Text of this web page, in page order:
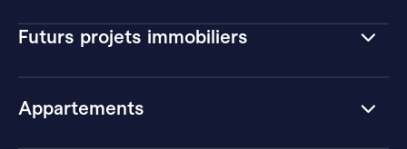
Futurs projets immobiliers
Appartements